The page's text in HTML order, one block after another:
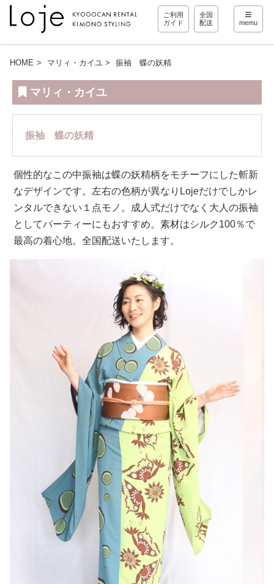
ご利用
ガイド
全国
配送
memu
HOME マリィ・カイユ 振袖 蝶の妖精
マリィ・カイユ
振袖 蝶の妖精
個性的なこの中振袖は蝶の妖精柄をモチーフにした斬新
なデザインです。左右の色柄が異なりLojeだけでしかレ
ンタルできない１点モノ。成人式だけでなく大人の振袖
としてパーティーにもおすすめ。素材はシルク100％で
最高の着心地。全国配送いたします。